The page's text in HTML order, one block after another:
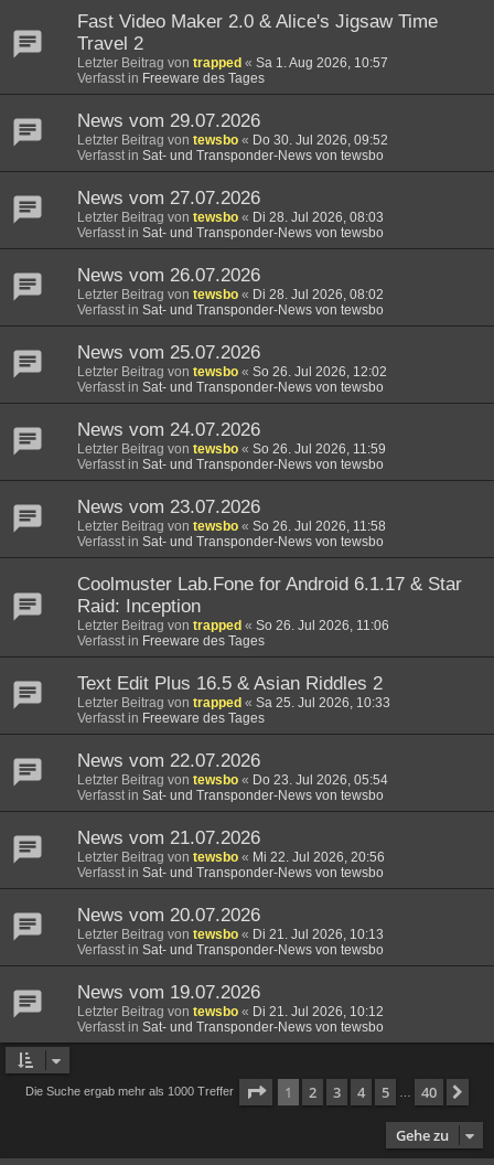
Fast Video Maker 2.0 & Alice's Jigsaw Time
Travel 2
Letzter Beitrag von trapped « Sa 1. Aug 2026, 10:57
Verfasst in Freeware des Tages
News vom 29.07.2026
Letzter Beitrag von tewsbo « Do 30. Jul 2026, 09:52
Verfasst in Sat- und Transponder-News von tewsbo
News vom 27.07.2026
Letzter Beitrag von tewsbo « Di 28. Jul 2026, 08:03
Verfasst in Sat- und Transponder-News von tewsbo
News vom 26.07.2026
Letzter Beitrag von tewsbo « Di 28. Jul 2026, 08:02
Verfasst in Sat- und Transponder-News von tewsbo
News vom 25.07.2026
Letzter Beitrag von tewsbo « So 26. Jul 2026, 12:02
Verfasst in Sat- und Transponder-News von tewsbo
News vom 24.07.2026
Letzter Beitrag von tewsbo « So 26. Jul 2026, 11:59
Verfasst in Sat- und Transponder-News von tewsbo
News vom 23.07.2026
Letzter Beitrag von tewsbo « So 26. Jul 2026, 11:58
Verfasst in Sat- und Transponder-News von tewsbo
Coolmuster Lab.Fone for Android 6.1.17 & Star
Raid: Inception
Letzter Beitrag von trapped « So 26. Jul 2026, 11:06
Verfasst in Freeware des Tages
Text Edit Plus 16.5 & Asian Riddles 2
Letzter Beitrag von trapped « Sa 25. Jul 2026, 10:33
Verfasst in Freeware des Tages
News vom 22.07.2026
Letzter Beitrag von tewsbo « Do 23. Jul 2026, 05:54
Verfasst in Sat- und Transponder-News von tewsbo
News vom 21.07.2026
Letzter Beitrag von tewsbo « Mi 22. Jul 2026, 20:56
Verfasst in Sat- und Transponder-News von tewsbo
News vom 20.07.2026
Letzter Beitrag von tewsbo « Di 21. Jul 2026, 10:13
Verfasst in Sat- und Transponder-News von tewsbo
News vom 19.07.2026
Letzter Beitrag von tewsbo « Di 21. Jul 2026, 10:12
Verfasst in Sat- und Transponder-News von tewsbo
Die Suche ergab mehr als 1000 Treffer Seite 1von 40
1 2 3 4 5 40
Gehe zu